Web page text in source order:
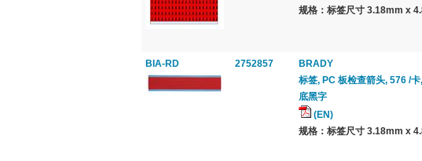
规格：标签尺寸 3.18mm x
BIA-RD 2752857
BRADY
标签, PC 板检查箭头, 576 /
底黑字
(EN)
规格：标签尺寸 3.18mm x